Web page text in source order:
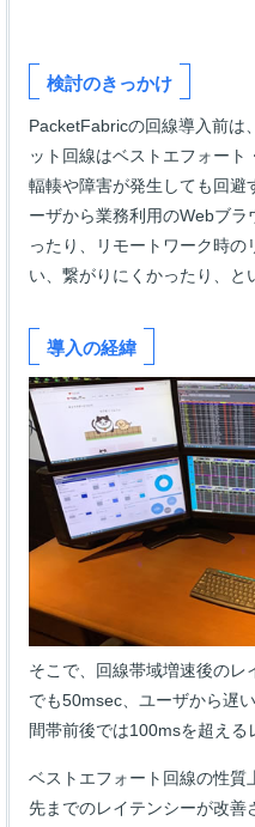
検討のきっかけ
PacketFabricの回線導入前は
ット回線はベストエフォート
輻輳や障害が発生しても回避
ーザから業務利用のWebブ
ったり、リモートワーク時の
い、繋がりにくかったり、と
導入の経緯
そこで、回線帯域増速後の
でも50msec、ユーザから遅
間帯前後では100msを超える
ベストエフォート回線の性質
先までのレイテンシーが改善